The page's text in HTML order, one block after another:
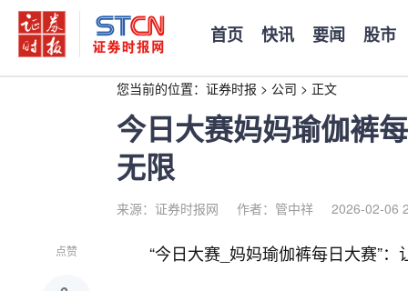
首页 快讯 要闻 股市
您当前的位置： 证券时报 > 公司 > 正文
今日大赛妈妈瑜伽裤
无限
来源：证券时报网 作者：管中祥 2026-02-06
点赞 “今日大赛_妈妈瑜伽裤每日大赛”